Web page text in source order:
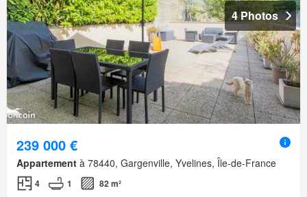
4 Photos
239 000 €
Appartement à 78440, Gargenville, Yvelines, Île-de-France
4 1 82 m²